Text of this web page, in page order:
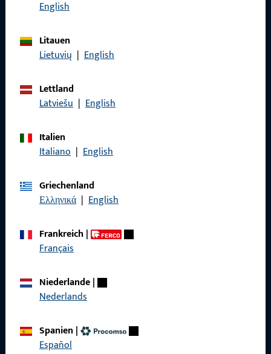
English
Litauen
Lietuvių | English
Lettland
Latviešu | English
Italien
Italiano | English
Griechenland
Ελληνικά | English
Frankreich|
Français
Niederlande|
Nederlands
Spanien |
Español
Impressum